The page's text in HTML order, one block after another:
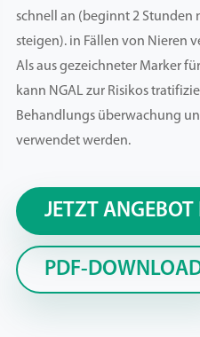
schnell an (beginnt 2 Stunden
steigen). in Fällen von Nieren
Als aus gezeichneter Marker
kann NGAL zur Risikos
Behandlungs überwachung
verwendet werden.
JETZT ANGEBOT
PDF-